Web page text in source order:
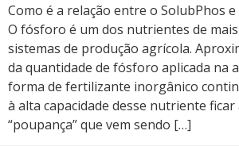
Como é a relação entre o SolubPhos
O fósforo é um dos nutrientes de
sistemas de produção agrícola.
da quantidade de fósforo aplicada na
forma de fertilizante inorgânico
à alta capacidade desse nutriente ficar
“poupança” que vem sendo […]